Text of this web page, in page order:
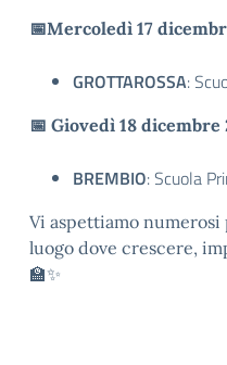
📅Mercoledì 17
GROTTAROSSA:
📅 Giovedì 18 dicembre
BREMBIO: Scuola
Vi aspettiamo
luogo dove crescere,
🏫✨